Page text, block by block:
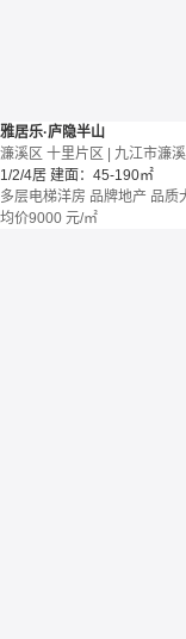
雅居乐·庐隐半山
濂溪区 十里片区 | 九江市濂
1/2/4居 建面：45-190㎡
多层电梯洋房 品牌地产 品质
均价9000 元/㎡